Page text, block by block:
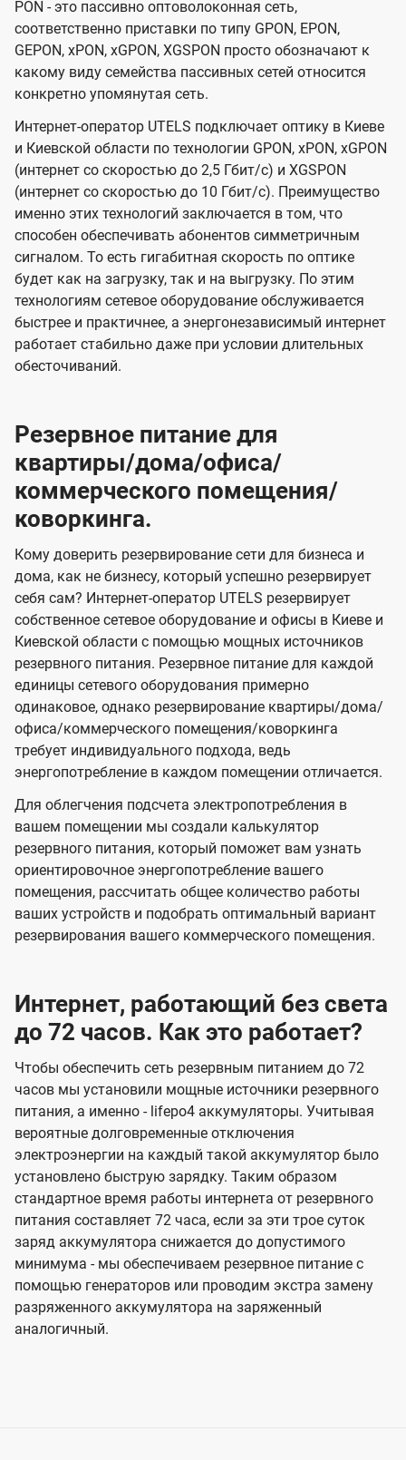
PON - это пассивно оптоволоконная сеть,
соответственно приставки по типу GPON, EPON,
GEPON, xPON, xGPON, XGSPON просто обозначают к
какому виду семейства пассивных сетей относится
конкретно упомянутая сеть.
Интернет-оператор UTELS подключает оптику в Киеве
и Киевской области по технологии GPON, xPON, xGPON
(интернет со скоростью до 2,5 Гбит/с) и XGSPON
(интернет со скоростью до 10 Гбит/с). Преимущество
именно этих технологий заключается в том, что
способен обеспечивать абонентов симметричным
сигналом. То есть гигабитная скорость по оптике
будет как на загрузку, так и на выгрузку. По этим
технологиям сетевое оборудование обслуживается
быстрее и практичнее, а энергонезависимый интернет
работает стабильно даже при условии длительных
обесточиваний.
Резервное питание для
квартиры/дома/офиса/
коммерческого помещения/
коворкинга.
Кому доверить резервирование сети для бизнеса и
дома, как не бизнесу, который успешно резервирует
себя сам? Интернет-оператор UTELS резервирует
собственное сетевое оборудование и офисы в Киеве и
Киевской области с помощью мощных источников
резервного питания. Резервное питание для каждой
единицы сетевого оборудования примерно
одинаковое, однако резервирование квартиры/дома/
офиса/коммерческого помещения/коворкинга
требует индивидуального подхода, ведь
энергопотребление в каждом помещении отличается.
Для облегчения подсчета электропотребления в
вашем помещении мы создали калькулятор
резервного питания, который поможет вам узнать
ориентировочное энергопотребление вашего
помещения, рассчитать общее количество работы
ваших устройств и подобрать оптимальный вариант
резервирования вашего коммерческого помещения.
Интернет, работающий без света
до 72 часов. Как это работает?
Чтобы обеспечить сеть резервным питанием до 72
часов мы установили мощные источники резервного
питания, а именно - lifepo4 аккумуляторы. Учитывая
вероятные долговременные отключения
электроэнергии на каждый такой аккумулятор было
установлено быструю зарядку. Таким образом
стандартное время работы интернета от резервного
питания составляет 72 часа, если за эти трое суток
заряд аккумулятора снижается до допустимого
минимума - мы обеспечиваем резервное питание с
помощью генераторов или проводим экстра замену
разряженного аккумулятора на заряженный
аналогичный.